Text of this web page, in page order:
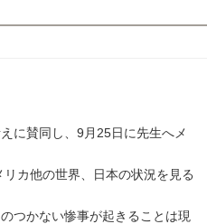
に賛同し、9月25日に先生へメ
カ他の世界、日本の状況を見る
つかない惨事が起きることは現